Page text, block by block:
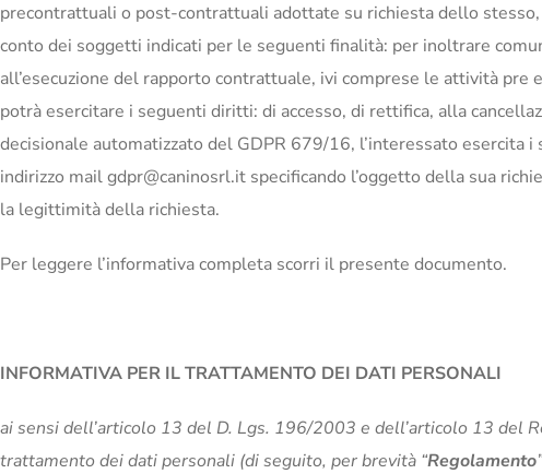
precontrattuali o post-contrattuali adottate su richiesta dello
conto dei soggetti indicati per le seguenti finalità: per inoltrare
all’esecuzione del rapporto contrattuale, ivi comprese le attività
potrà esercitare i seguenti diritti: di accesso, di rettifica, alla
decisionale automatizzato del GDPR 679/16, l’interessato
indirizzo mail gdpr@caninosrl.it specificando l’oggetto della sua
la legittimità della richiesta.
Per leggere l’informativa completa scorri il presente documento.
INFORMATIVA PER IL TRATTAMENTO DEI DATI PERSONALI
ai sensi dell’articolo 13 del D. Lgs. 196/2003 e dell’articolo 13
trattamento dei dati personali (di seguito, per brevità “Regolamento